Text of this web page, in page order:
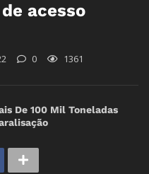
acesso
0 1361
De 100 Mil Toneladas